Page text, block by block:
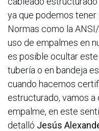
ya que podemos tener
Normas como la
uso de empalmes en
es posible ocultar
tubería o en bandeja
cuando hacemos
estructurado, vamos
empalme, en este
detalló Jesús